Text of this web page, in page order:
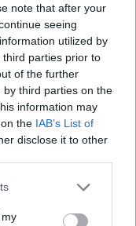
note that after your
seeing
utilized by
parties prior to
of the further
third parties on the
information may
the IAB’s List of
disclose it to other
or more Google
You may click to